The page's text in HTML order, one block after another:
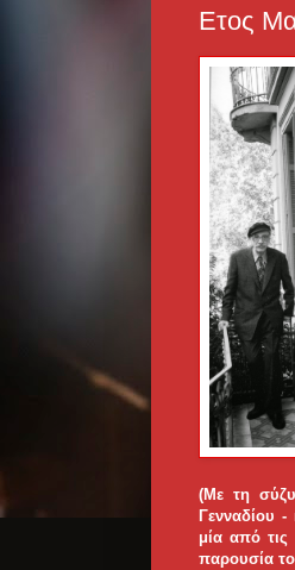
Ετος
(Με τη
Γενναδίου
μία από
παρουσία